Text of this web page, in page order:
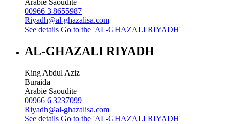
Arabie Saoudite
00966 3 8655987
Riyadh@al-ghazalisa.com
See details Go to the 'AL-GHAZALI RIYADH'
AL-GHAZALI RIYADH
King Abdul Aziz
Buraida
Arabie Saoudite
00966 6 3237099
Riyadh@al-ghazalisa.com
See details Go to the 'AL-GHAZALI RIYADH'